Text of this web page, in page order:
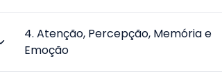
4.Atenção, Percepção, Memória e
Emoção